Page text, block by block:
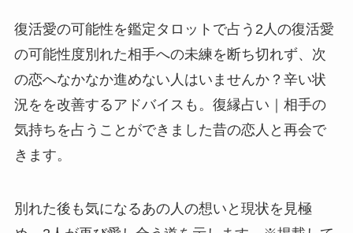
復活愛の可能性を鑑定タロットで占う2人の復活愛
の可能性度別れた相手への未練を断ち切れず、次
の恋へなかなか進めない人はいませんか？辛い状
況をを改善するアドバイスも。復縁占い｜相手の
気持ちを占うことができました昔の恋人と再会で
きます。
別れた後も気になるあの人の想いと現状を見極